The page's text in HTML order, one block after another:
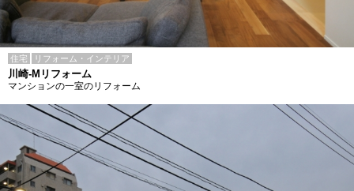
住宅 リフォーム・インテリア
川崎-Mリフォーム
マンションの一室のリフォーム